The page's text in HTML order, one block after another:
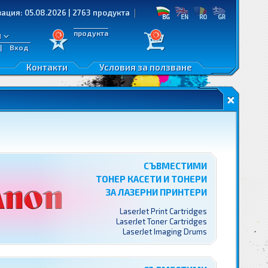
05.08.2026 | 2763 продукта
Вход
продукта
Условия за ползване
Контакти
СЪВМЕСТИМИ
ТОНЕР КАСЕТИ И ТОНЕРИ
ЗА ЛАЗЕРНИ ПРИНТЕРИ
LaserJet Print Cartridges
LaserJet Toner Cartridges
LaserJet Imaging Drums